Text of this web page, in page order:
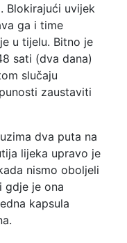
Blokirajući uvijek
ga i time
u tijelu. Bitno je
sati (dva dana)
slučaju
zaustaviti
dva puta na
lijeka upravo je
nismo oboljeli
gdje je ona
kapsula